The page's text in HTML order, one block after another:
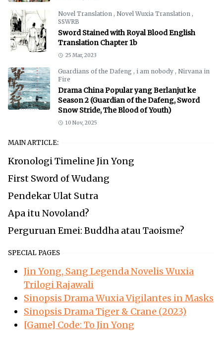
Novel Translation , Novel Wuxia Translation ,
SSWRB
Sword Stained with Royal Blood English
Translation Chapter 1b
25 Mar, 2023
Guardians of the Dafeng , i am nobody , Nirvana in
Fire
Drama China Popular yang Berlanjut ke
Season 2 (Guardian of the Dafeng, Sword
Snow Stride, The Blood of Youth)
10 Nov, 2025
MAIN ARTICLE:
Kronologi Timeline Jin Yong
First Sword of Wudang
Pendekar Ulat Sutra
Apa itu Novoland?
Perguruan Emei: Buddha atau Taoisme?
SPECIAL PAGES
Jin Yong, Sang Legenda Novelis Wuxia
Trilogi Rajawali
Sinopsis Drama Wuxia Vigilantes in Masks
Sinopsis Drama Tiger & Crane (2023)
[Game] Code: To Jin Yong